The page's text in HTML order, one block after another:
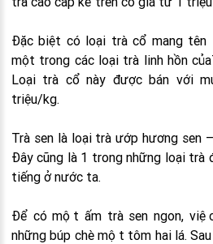
Đặc biệt có loại trà cổ mang tên
một trong các loại trà linh hồn
Loại trà cổ này được bán với
triệu/kg.
Trà sen là loại trà ướp hương sen
Đây cũng là 1 trong những loại trà
tiếng ở nước ta.
Để có một ấm trà sen ngon,
những búp chè một tôm hai lá.